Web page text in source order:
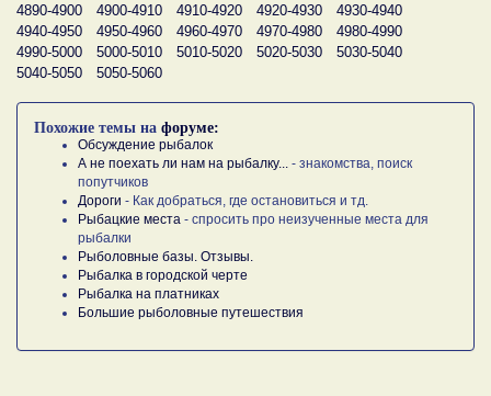
4890-4900
4900-4910 4910-4920 4920-4930
4930-4940
4940-4950
4950-4960 4960-4970 4970-4980
4980-4990
4990-5000
5000-5010 5010-5020 5020-5030
5030-5040
5040-5050
5050-5060
Похожие темы на форуме:
Обсуждение рыбалок
А не поехать ли нам на рыбалку... - знакомства, поиск
попутчиков
Дороги - Как добраться, где остановиться и тд.
Рыбацкие места - спросить про неизученные места для
рыбалки
Рыболовные базы. Отзывы.
Рыбалка в городской черте
Рыбалка на платниках
Большие рыболовные путешествия